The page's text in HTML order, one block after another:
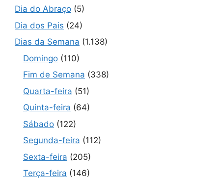
Dia do Abraço (5)
Dia dos Pais (24)
Dias da Semana (1.138)
Domingo (110)
Fim de Semana (338)
Quarta-feira (51)
Quinta-feira (64)
Sábado (122)
Segunda-feira (112)
Sexta-feira (205)
Terça-feira (146)